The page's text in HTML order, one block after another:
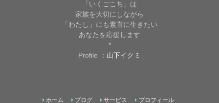
「いくごこち」は
家族を大切にしながら
「わたし」にも素直に生きたい
あなたを応援します
*
Profile ： 山下イクミ
ホーム ブログ サービス プロフィール